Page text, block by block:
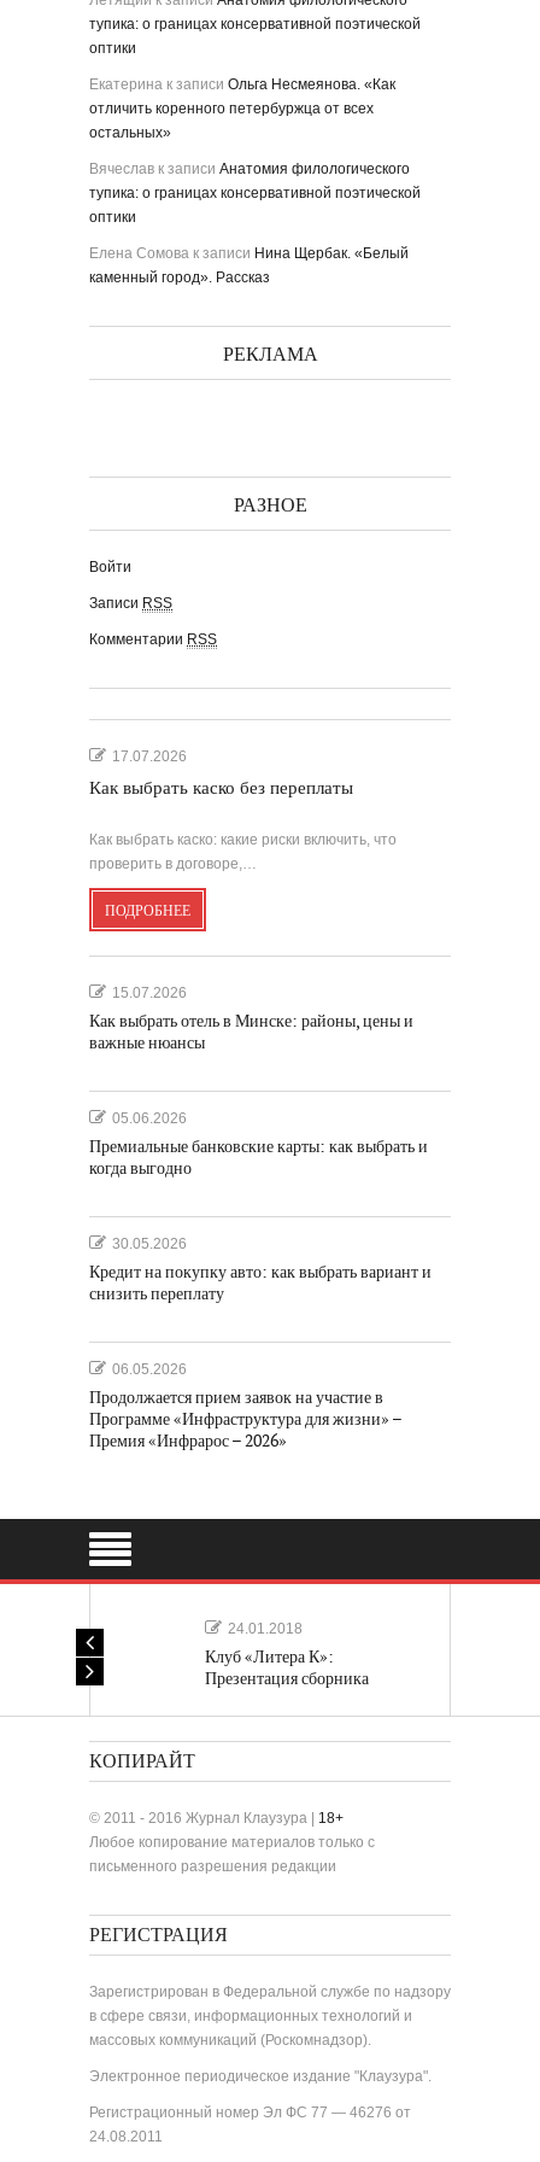
тупика: о границах консервативной поэтической
оптики
Екатерина к записи Ольга Несмеянова. «Как
отличить коренного петербуржца от всех
остальных»
Вячеслав к записи Анатомия филологического
тупика: о границах консервативной поэтической
оптики
Елена Сомова к записи Нина Щербак. «Белый
каменный город». Рассказ
РЕКЛАМА
РАЗНОЕ
Войти
Записи RSS
Комментарии RSS
17.07.2026
Как выбрать каско без переплаты
Как выбрать каско: какие риски включить, что
проверить в договоре,…
ПОДРОБНЕЕ
15.07.2026
Как выбрать отель в Минске: районы, цены и
важные нюансы
05.06.2026
Премиальные банковские карты: как выбрать и
когда выгодно
30.05.2026
Кредит на покупку авто: как выбрать вариант и
снизить переплату
06.05.2026
Продолжается прием заявок на участие в
Программе «Инфраструктура для жизни» –
Премия «Инфрарос – 2026»
24.01.2018
Клуб «Литера К»:
Презентация сборника
КОПИРАЙТ
© 2011 - 2016 Журнал Клаузура | 18+
Любое копирование материалов только с
письменного разрешения редакции
РЕГИСТРАЦИЯ
Зарегистрирован в Федеральной службе по надзору
в сфере связи, информационных технологий и
массовых коммуникаций (Роскомнадзор).
Электронное периодическое издание "Клаузура".
Регистрационный номер Эл ФС 77 — 46276 от
24.08.2011